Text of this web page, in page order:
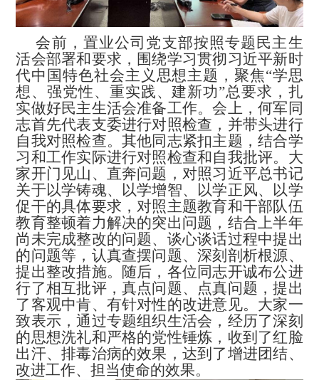
会前，置业公司党支部按照专题民主生
活会部署和要求，围绕学习贯彻习近平新时
代中国特色社会主义思想主题，聚焦“学思
想、强党性、重实践、建新功”总要求，扎
实做好民主生活会准备工作。会上，何军同
志首先代表支委进行对照检查，并带头进行
自我对照检查。其他同志紧扣主题，结合学
习和工作实际进行对照检查和自我批评。大
家开门见山、直奔问题，对照习近平总书记
关于以学铸魂、以学增智、以学正风、以学
促干的具体要求，对照主题教育和干部队伍
教育整顿着力解决的突出问题，结合上半年
尚未完成整改的问题、谈心谈话过程中提出
的问题等，认真查摆问题、深刻剖析根源、
提出整改措施。随后，各位同志开诚布公进
行了相互批评，真点问题、点真问题，提出
了客观中肯、有针对性的改进意见。大家一
致表示，通过专题组织生活会，经历了深刻
的思想洗礼和严格的党性锤炼，收到了红脸
出汗、排毒治病的效果，达到了增进团结、
改进工作、担当使命的效果。